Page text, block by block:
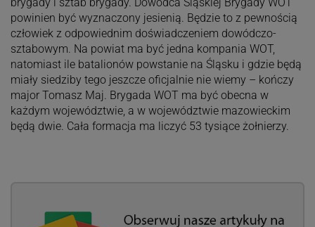
brygady i sztab brygady. Dowódca Śląskiej Brygady WOT
powinien być wyznaczony jesienią. Będzie to z pewnością
człowiek z odpowiednim doświadczeniem dowódczo-
sztabowym. Na powiat ma być jedna kompania WOT,
natomiast ile batalionów powstanie na Śląsku i gdzie będą
miały siedziby tego jeszcze oficjalnie nie wiemy – kończy
major Tomasz Maj. Brygada WOT ma być obecna w
każdym województwie, a w województwie mazowieckim
będą dwie. Cała formacja ma liczyć 53 tysiące żołnierzy.